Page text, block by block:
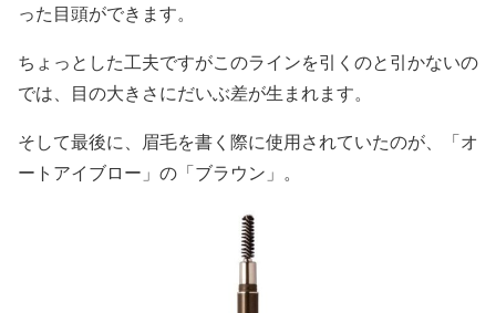
った目頭ができます。
ちょっとした工夫ですがこのラインを引くのと引かないの
では、目の大きさにだいぶ差が生まれます。
そして最後に、眉毛を書く際に使用されていたのが、
「オ
ートアイブロー」 の 「ブラウン」 。